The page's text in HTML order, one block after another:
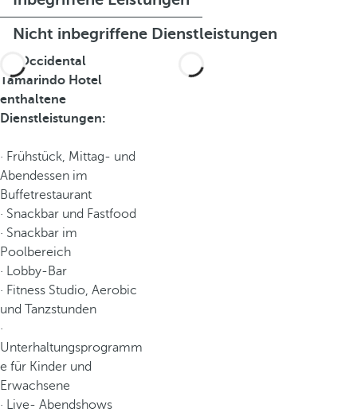
Nicht inbegriffene Dienstleistungen
Im Occidental
Tamarindo Hotel
enthaltene
Dienstleistungen:
· Frühstück, Mittag- und
Abendessen im
Buffetrestaurant
· Snackbar und Fastfood
· Snackbar im
Poolbereich
· Lobby-Bar
· Fitness Studio, Aerobic
und Tanzstunden
·
Unterhaltungsprogramm
e für Kinder und
Erwachsene
· Live- Abendshows